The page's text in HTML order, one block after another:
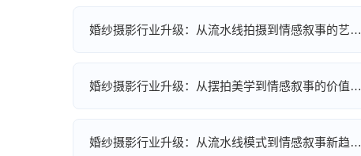
婚纱摄影行业升级：从流水线拍摄到情感叙事的艺…
婚纱摄影行业升级：从摆拍美学到情感叙事的价值…
婚纱摄影行业升级：从流水线模式到情感叙事新趋…